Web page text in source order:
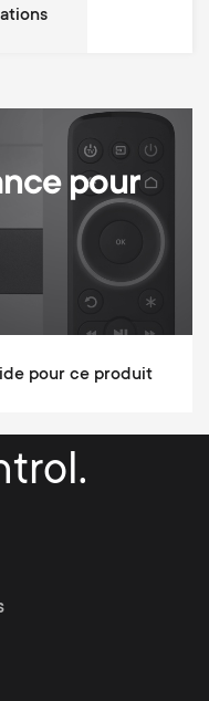
feet)
7.8x2.4x12.6
0-120
km
pour
pour ce produit